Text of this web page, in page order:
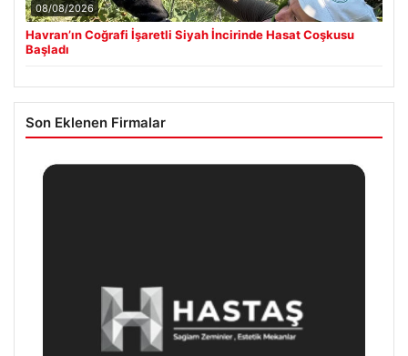
08/08/2026
Havran’ın Coğrafi İşaretli Siyah İncirinde Hasat Coşkusu
Başladı
Son Eklenen Firmalar